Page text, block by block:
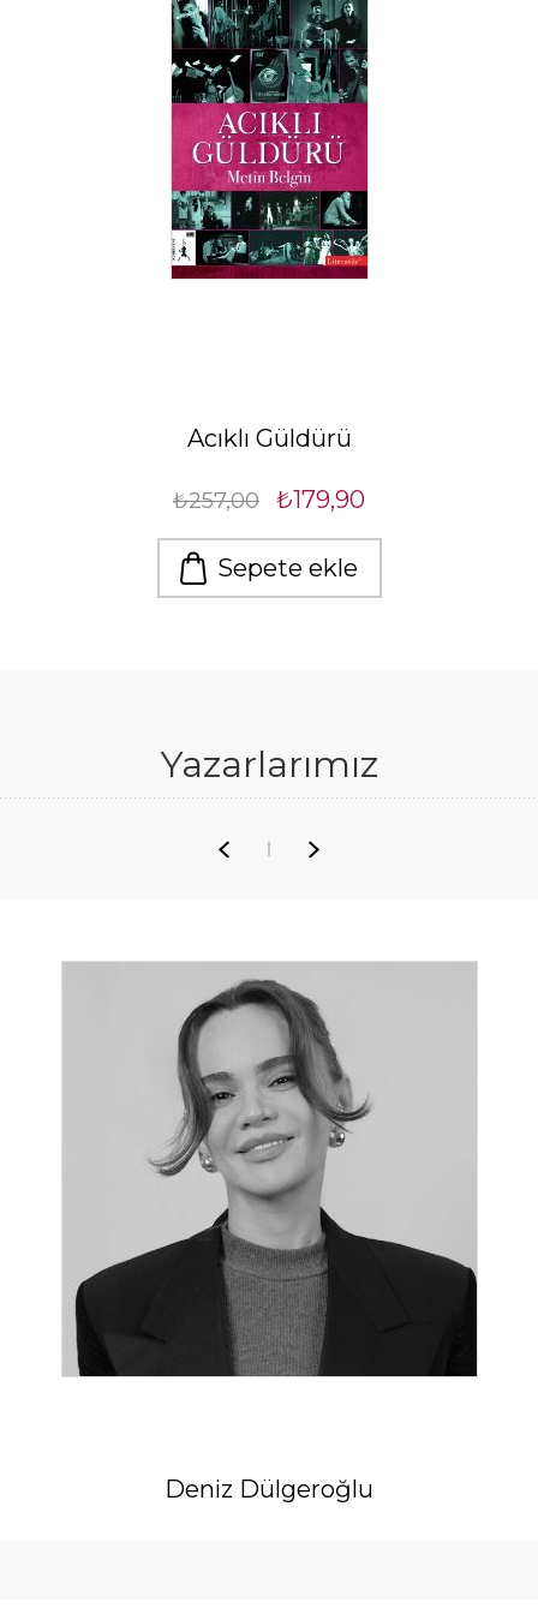
Acıklı Güldürü
₺257,00 ₺179,90
Sepete ekle
Yazarlarımız
Deniz Dülgeroğlu